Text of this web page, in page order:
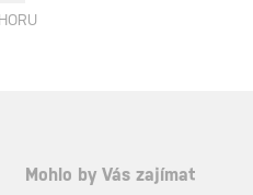
Mohlo by Vás zajímat